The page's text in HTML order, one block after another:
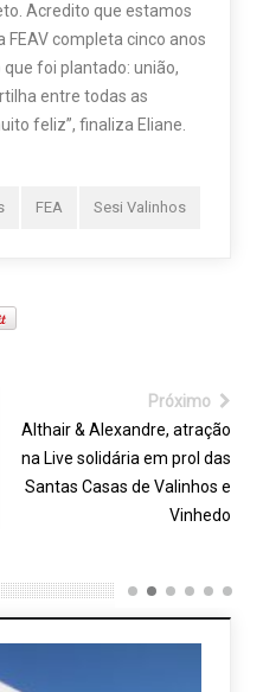
Acredito que estamos
FEAV completa cinco anos
foi plantado: união,
entre todas as
feliz”, finaliza Eliane.
FEA Sesi Valinhos
Próximo
Althair & Alexandre, atração
na Live solidária em prol das
Santas Casas de Valinhos e
Vinhedo